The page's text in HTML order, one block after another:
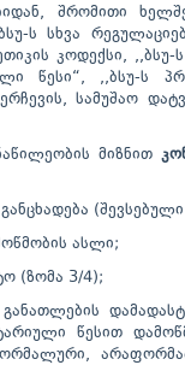
შრომითი
ს სხვა
ეთიკის კოდექსი,
წესი“, ,,ბსუ-ს
სამუშაო
მიზნით
ასლი;
(ზომა 3/4);
განათლების
წესით